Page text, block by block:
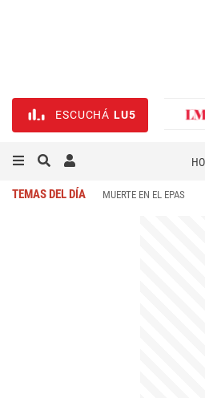
ESCUCHÁ LU5
TEMAS DEL DÍA MUERTE EN EL EPAS